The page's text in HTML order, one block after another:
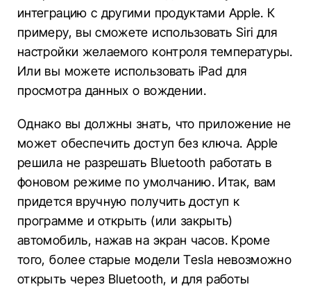
интеграцию с другими продуктами Apple. К
примеру, вы сможете использовать Siri для
настройки желаемого контроля температуры.
Или вы можете использовать iPad для
просмотра данных о вождении.
Однако вы должны знать, что приложение не
может обеспечить доступ без ключа. Apple
решила не разрешать Bluetooth работать в
фоновом режиме по умолчанию. Итак, вам
придется вручную получить доступ к
программе и открыть (или закрыть)
автомобиль, нажав на экран часов. Кроме
того, более старые модели Tesla невозможно
открыть через Bluetooth, и для работы